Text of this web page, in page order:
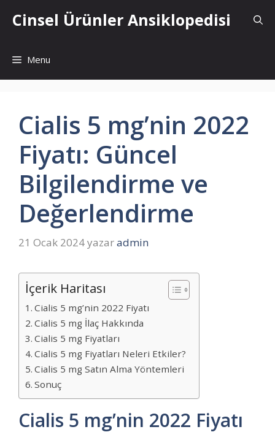
atlaCinsel Ürünler Ansiklopedisi
Menu
Cialis 5 mg’nin 2022
Fiyatı: Güncel
Bilgilendirme ve
Değerlendirme
21 Ocak 2024yazaradmin
İçerik Haritası
Cialis 5 mg’nin 2022 Fiyatı
Cialis 5 mg İlaç Hakkında
Cialis 5 mg Fiyatları
Cialis 5 mg Fiyatları Neleri Etkiler?
Cialis 5 mg Satın Alma Yöntemleri
Sonuç
Cialis 5 mg’nin 2022 Fiyatı